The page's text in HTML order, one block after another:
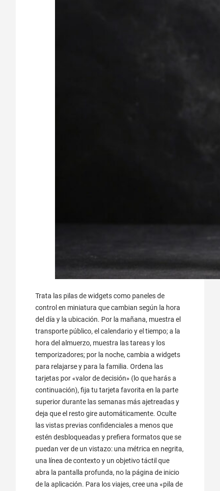
Trata las pilas de widgets como paneles de
control en miniatura que cambian según la hora
del día y la ubicación. Por la mañana, muestra el
transporte público, el calendario y el tiempo; a la
hora del almuerzo, muestra las tareas y los
temporizadores; por la noche, cambia a widgets
para relajarse y para la familia. Ordena las
tarjetas por «valor de decisión» (lo que harás a
continuación), fija tu tarjeta favorita en la parte
superior durante las semanas más ajetreadas y
deja que el resto gire automáticamente. Oculte
las vistas previas confidenciales a menos que
estén desbloqueadas y prefiera formatos que se
puedan ver de un vistazo: una métrica en negrita,
una línea de contexto y un objetivo táctil que
abra la pantalla profunda, no la página de inicio
de la aplicación. Para los viajes, cree una «pila de